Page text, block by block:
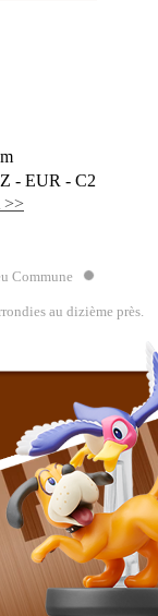
- EUR - C2
>>
Commune
au dizième près.